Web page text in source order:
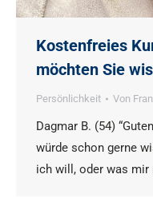
Kostenfreies
möchten Sie
Persönlichkeit Von
Dagmar B. (54)
würde schon gerne
ich will, oder was mir